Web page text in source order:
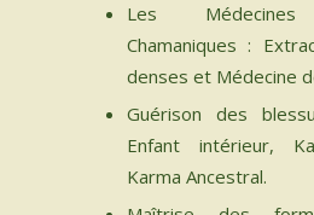
Les Médecines
Chamaniques :
denses et Médecine
Guérison des
Enfant intérieur,
Karma Ancestral.